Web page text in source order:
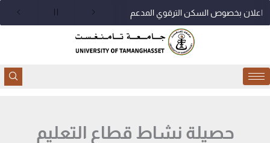
اعلان بخصوص السكن الترقوي المدعم
حصيلة نشاط قطاع التعليم